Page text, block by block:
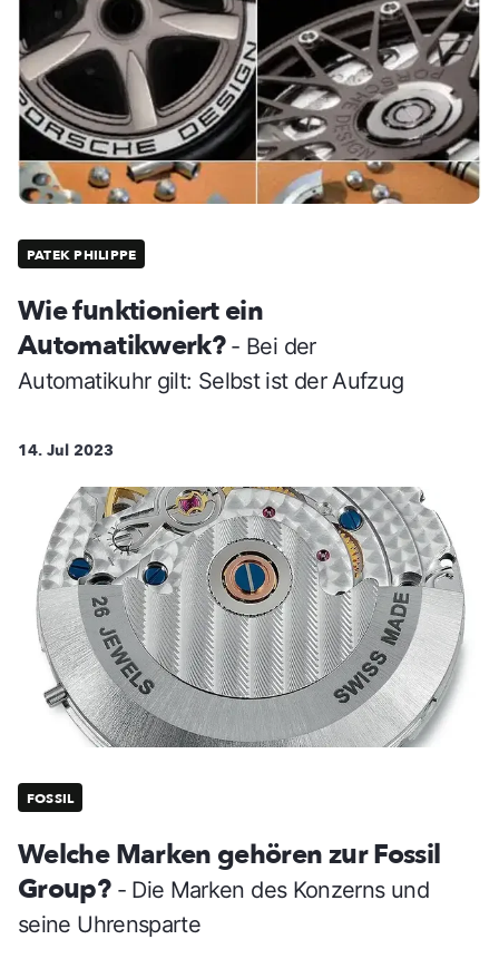
PATEK PHILIPPE
Wie funktioniert ein
Automatikwerk? - Bei der
Automatikuhr gilt: Selbst ist der Aufzug
14. Jul 2023
FOSSIL
Welche Marken gehören zur Fossil
Group? - Die Marken des Konzerns und
seine Uhrensparte